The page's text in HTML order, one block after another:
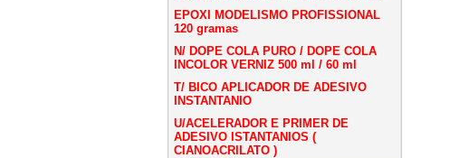
EPOXI MODELISMO PROFISSIONAL
120 gramas
N/ DOPE COLA PURO / DOPE COLA
INCOLOR VERNIZ 500 ml / 60 ml
T/ BICO APLICADOR DE ADESIVO
INSTANTANIO
U/ACELERADOR E PRIMER DE
ADESIVO ISTANTANIOS (
CIANOACRILATO )